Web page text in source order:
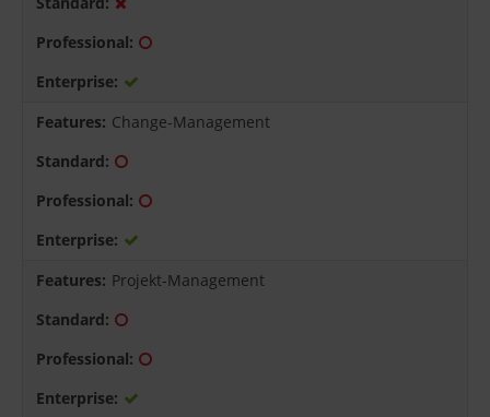
Change-Management
Projekt-Management